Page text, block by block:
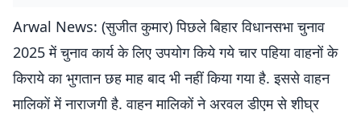
Arwal News: (सुजीत कुमार) पिछले बिहार विधानसभा चुनाव
2025 में चुनाव कार्य के लिए उपयोग किये गये चार पहिया वाहनों के
किराये का भुगतान छह माह बाद भी नहीं किया गया है. इससे वाहन
मालिकों में नाराजगी है. वाहन मालिकों ने अरवल डीएम से शीघ्र